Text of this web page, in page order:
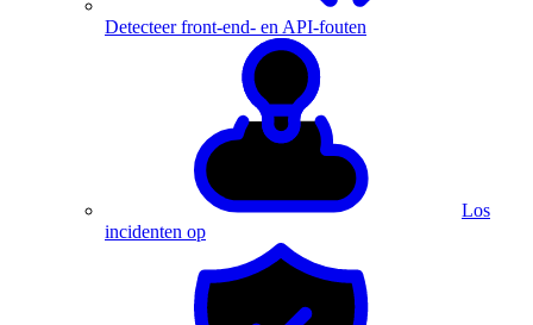
Detecteer front-end- en API-fouten
Los
incidenten op